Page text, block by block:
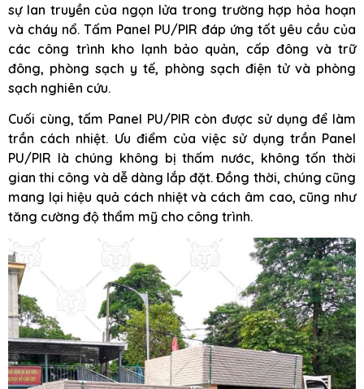
sự lan truyền của ngọn lửa trong trường hợp hỏa hoạn
và cháy nổ. Tấm Panel PU/PIR đáp ứng tốt yêu cầu của
các công trình kho lạnh bảo quản, cấp đông và trữ
đông, phòng sạch y tế, phòng sạch điện tử và phòng
sạch nghiên cứu.
Cuối cùng, tấm Panel PU/PIR còn được sử dụng để làm
trần cách nhiệt. Ưu điểm của việc sử dụng trần Panel
PU/PIR là chúng không bị thấm nước, không tốn thời
gian thi công và dễ dàng lắp đặt. Đồng thời, chúng cũng
mang lại hiệu quả cách nhiệt và cách âm cao, cũng như
tăng cường độ thẩm mỹ cho công trình.